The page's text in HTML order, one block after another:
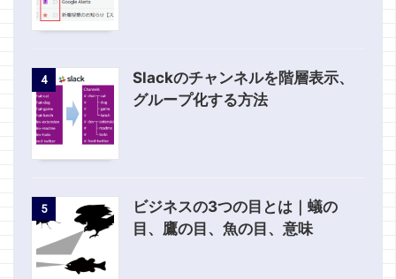
4
Slackのチャンネルを階層表示、
グループ化する方法
5
ビジネスの3つの目とは｜蟻の
目、鷹の目、魚の目、意味